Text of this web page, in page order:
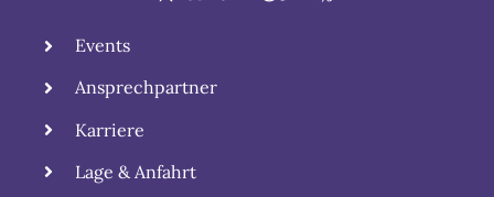
Events
Ansprechpartner
Karriere
Lage & Anfahrt